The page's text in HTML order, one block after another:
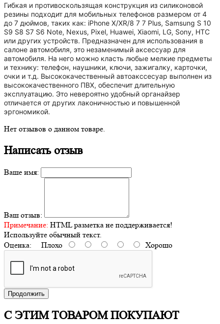
Гибкая и противоскользящая конструкция из силиконовой
резины подходит для мобильных телефонов размером от 4
до 7 дюймов, таких как: iPhone X/XR/8 7 7 Plus, Samsung S 10
S9 S8 S7 S6 Note, Nexus, Pixel, Huawei, Xiaomi, LG, Sony, HTC
или других устройств. Предназначен для использования в
салоне автомобиля, это незаменимый аксессуар для
автомобиля. На него можно класть любые мелкие предметы
и технику: телефон, наушники, ключи, зажигалку, карточки,
очки и т.д. Высококачественный автоакссесуар выполнен из
высококачественного ПВХ, обеспечит длительную
эксплуатацию. Это невероятно удобный органайзер
отличается от других лаконичностью и повышенной
эргономикой.
Нет отзывов о данном товаре.
Написать отзыв
Ваше имя:
Ваш отзыв:
Примечание: HTML разметка не поддерживается!
Используйте обычный текст.
Оценка: Плохо Хорошо
Продолжить
С ЭТИМ ТОВАРОМ ПОКУПАЮТ